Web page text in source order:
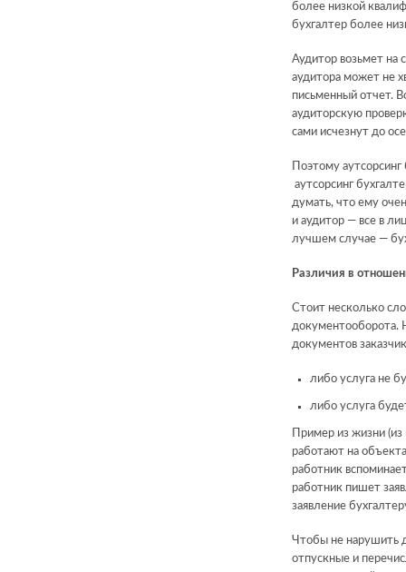
более низкой
бухгалтер более
Аудитор возьмет на
аудитора может не
письменный отчет.
аудиторскую
сами исчезнут до
Поэтому
аутсорсинг
думать, что ему
и аудитор — все в
лучшем случае —
Различия в
Стоит несколько
документооборота.
документов
либо услуга не
либо услуга
Пример из жизни
работают на
работник
работник пишет
заявление
Чтобы не нарушить
отпускные и